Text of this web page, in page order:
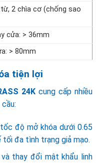
2 chìa cơ (chống sao
cửa: > 36mm
> 80mm
tiện lợi
24K cung cấp nhiều
độ mở khóa dưới 0.65
tối đa tình trạng giả mạo.
thay đổi mật khẩu linh